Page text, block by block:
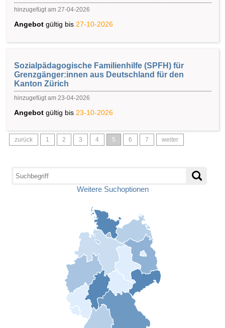
hinzugefügt am 27-04-2026
Angebot gültig bis 27-10-2026
Sozialpädagogische Familienhilfe (SPFH) für
Grenzgänger:innen aus Deutschland für den
Kanton Zürich
hinzugefügt am 23-04-2026
Angebot gültig bis 23-10-2026
zurück 1 2 3 4 5 6 7 weiter
Weitere Suchoptionen